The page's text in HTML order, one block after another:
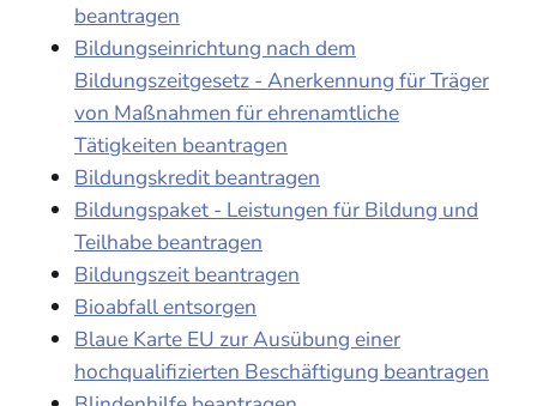
beantragen
Bildungseinrichtung nach dem
Bildungszeitgesetz - Anerkennung für Träger
von Maßnahmen für ehrenamtliche
Tätigkeiten beantragen
Bildungskredit beantragen
Bildungspaket - Leistungen für Bildung und
Teilhabe beantragen
Bildungszeit beantragen
Bioabfall entsorgen
Blaue Karte EU zur Ausübung einer
hochqualifizierten Beschäftigung beantragen